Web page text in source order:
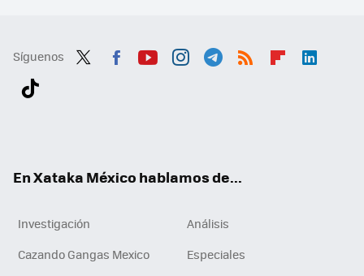
Síguenos
En Xataka México hablamos de...
Investigación
Análisis
Cazando Gangas Mexico
Especiales